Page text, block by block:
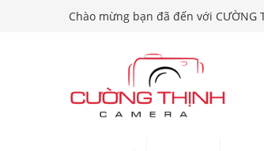
Chào mừng bạn đã đến với CƯỜNG